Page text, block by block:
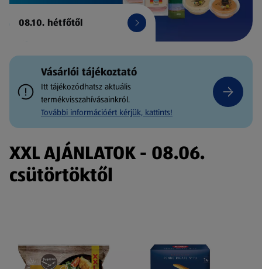
08.10. hétfőtől
Vásárlói tájékoztató
Itt tájékozódhatsz aktuális
termékvisszahívásainkról.
További információért kérjük, kattints!
XXL AJÁNLATOK - 08.06.
csütörtöktől